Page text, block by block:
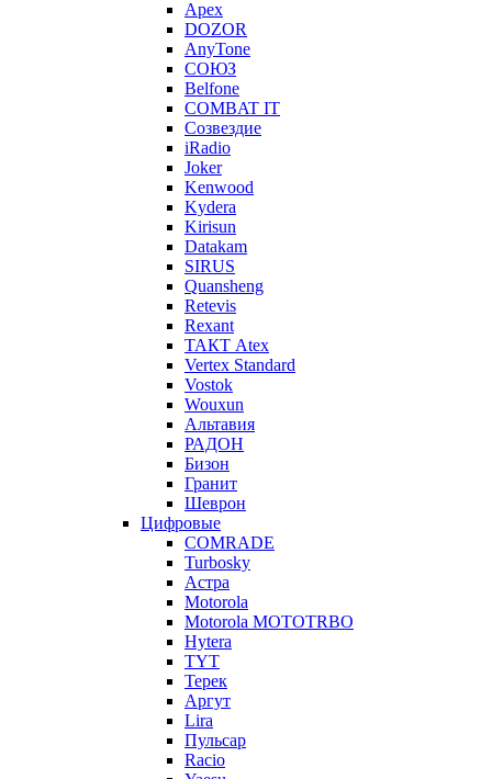
Apex
DOZOR
AnyTone
СОЮЗ
Belfone
COMBAT IT
Созвездие
iRadio
Joker
Kenwood
Kydera
Kirisun
Datakam
SIRUS
Quansheng
Retevis
Rexant
ТАКТ Atex
Vertex Standard
Vostok
Wouxun
Альтавия
РАДОН
Бизон
Гранит
Шеврон
Цифровые
COMRADE
Turbosky
Астра
Motorola
Motorola MOTOTRBO
Hytera
TYT
Терек
Аргут
Lira
Пульсар
Racio